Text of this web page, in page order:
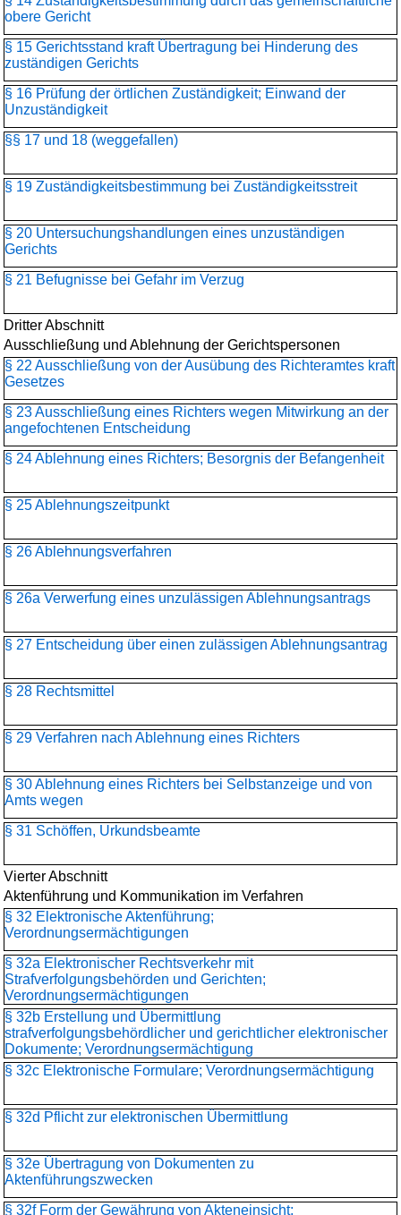
obere Gericht
§ 15 Gerichtsstand kraft Übertragung bei Hinderung des
zuständigen Gerichts
§ 16 Prüfung der örtlichen Zuständigkeit; Einwand der
Unzuständigkeit
§§ 17 und 18 (weggefallen)
§ 19 Zuständigkeitsbestimmung bei Zuständigkeitsstreit
§ 20 Untersuchungshandlungen eines unzuständigen
Gerichts
§ 21 Befugnisse bei Gefahr im Verzug
Dritter Abschnitt
Ausschließung und Ablehnung der Gerichtspersonen
§ 22 Ausschließung von der Ausübung des Richteramtes kraft
Gesetzes
§ 23 Ausschließung eines Richters wegen Mitwirkung an der
angefochtenen Entscheidung
§ 24 Ablehnung eines Richters; Besorgnis der Befangenheit
§ 25 Ablehnungszeitpunkt
§ 26 Ablehnungsverfahren
§ 26a Verwerfung eines unzulässigen Ablehnungsantrags
§ 27 Entscheidung über einen zulässigen Ablehnungsantrag
§ 28 Rechtsmittel
§ 29 Verfahren nach Ablehnung eines Richters
§ 30 Ablehnung eines Richters bei Selbstanzeige und von
Amts wegen
§ 31 Schöffen, Urkundsbeamte
Vierter Abschnitt
Aktenführung und Kommunikation im Verfahren
§ 32 Elektronische Aktenführung;
Verordnungsermächtigungen
§ 32a Elektronischer Rechtsverkehr mit
Strafverfolgungsbehörden und Gerichten;
Verordnungsermächtigungen
§ 32b Erstellung und Übermittlung
strafverfolgungsbehördlicher und gerichtlicher elektronischer
Dokumente; Verordnungsermächtigung
§ 32c Elektronische Formulare; Verordnungsermächtigung
§ 32d Pflicht zur elektronischen Übermittlung
§ 32e Übertragung von Dokumenten zu
Aktenführungszwecken
§ 32f Form der Gewährung von Akteneinsicht;